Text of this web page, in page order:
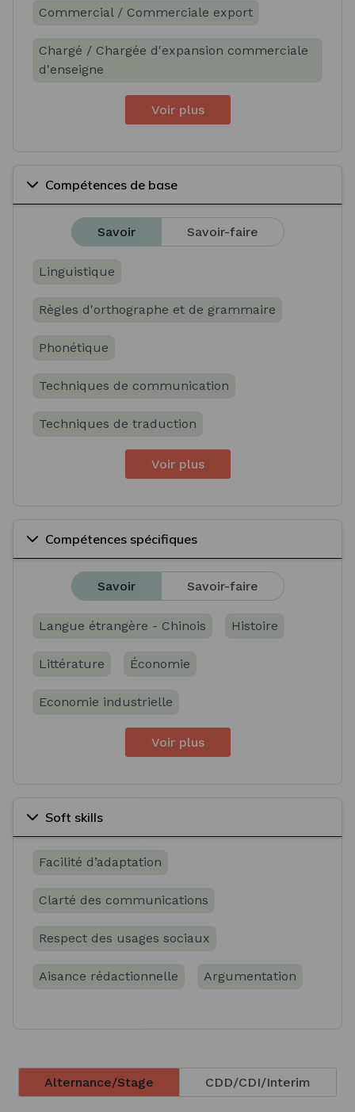
Commercial / Commerciale export
Chargé / Chargée d'expansion commerciale
d'enseigne
Voir plus
Compétences de base
Savoir Savoir-faire
Linguistique
Règles d'orthographe et de grammaire
Phonétique
Techniques de communication
Techniques de traduction
Voir plus
Compétences spécifiques
Savoir Savoir-faire
Langue étrangère - Chinois Histoire
Littérature Économie
Economie industrielle
Voir plus
Soft skills
Facilité d’adaptation
Clarté des communications
Respect des usages sociaux
Aisance rédactionnelle Argumentation
Alternance/Stage CDD/CDI/Interim